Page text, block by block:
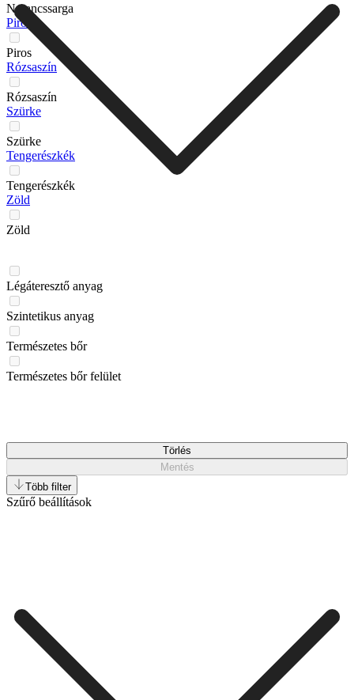
Narancssarga
Piros
Piros
Rózsaszín
Rózsaszín
Szürke
Szürke
Tengerészkék
Tengerészkék
Zöld
Zöld
Légáteresztő anyag
Szintetikus anyag
Természetes bőr
Természetes bőr felület
Törlés
Mentés
Több filter
Szűrő beállítások